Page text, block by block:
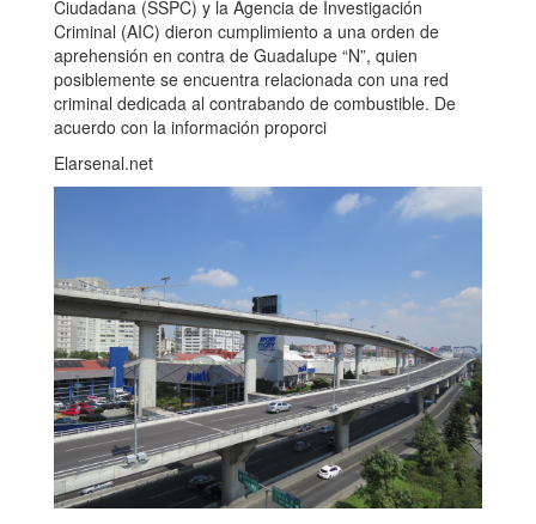
Ciudadana (SSPC) y la Agencia de Investigación
Criminal (AIC) dieron cumplimiento a una orden de
aprehensión en contra de Guadalupe “N”, quien
posiblemente se encuentra relacionada con una red
criminal dedicada al contrabando de combustible. De
acuerdo con la información proporci
Elarsenal.net